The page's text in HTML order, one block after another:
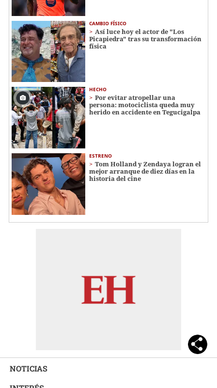
CAMBIO FÍSICO
Así luce hoy el actor de "Los
Picapiedra" tras su transformación
física
HECHO
Por evitar atropellar una
persona: motociclista queda muy
herido en accidente en Tegucigalpa
ESTRENO
Tom Holland y Zendaya logran el
mejor arranque de diez días en la
historia del cine
NOTICIAS